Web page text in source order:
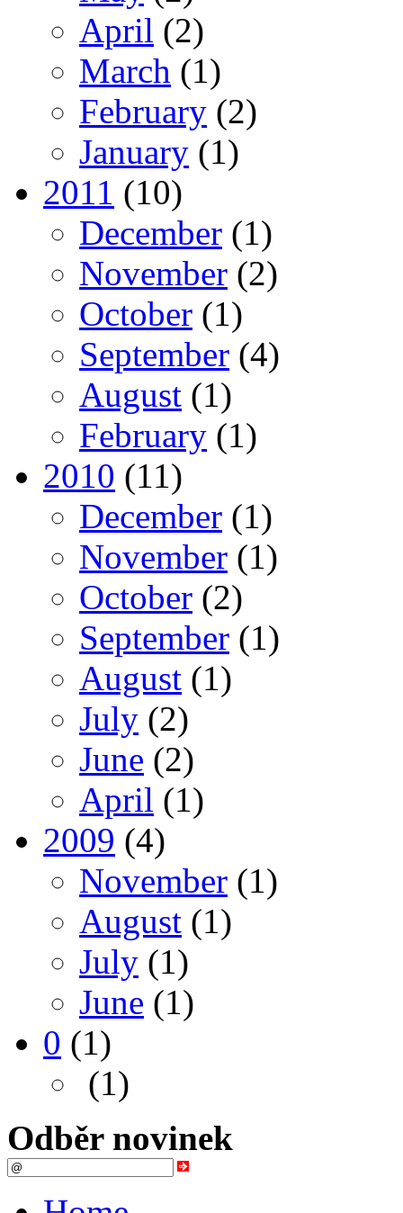
April (2)
March (1)
February (2)
January (1)
2011 (10)
December (1)
November (2)
October (1)
September (4)
August (1)
February (1)
2010 (11)
December (1)
November (1)
October (2)
September (1)
August (1)
July (2)
June (2)
April (1)
2009 (4)
November (1)
August (1)
July (1)
June (1)
0 (1)
(1)
Odběr novinek